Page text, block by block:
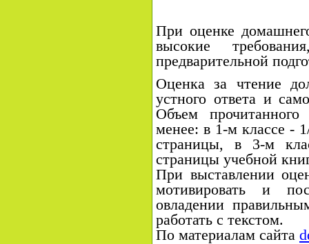
При оценке
высокие
предварительной
Оценка за чтение
устного ответа и
Объем
менее: в 1-м классе -
страницы, в 3-м
страницы учебной
При выставлении
мотивировать и
овладении
работать с текстом.
По материалам сайта